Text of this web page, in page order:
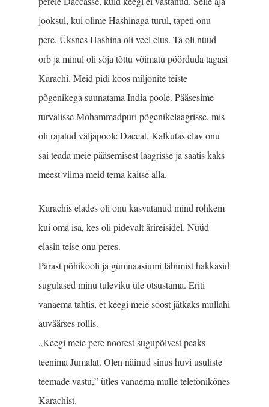
jooksul, kui olime Hashinaga turul, tapeti onu
pere. Üksnes Hashina oli veel elus. Ta oli nüüd
orb ja minul oli sõja tõttu võimatu pöörduda tagasi
Karachi. Meid pidi koos miljonite teiste
põgenikega suunatama India poole. Pääsesime
turvalisse Mohammadpuri põgenikelaagrisse, mis
oli rajatud väljapoole Daccat. Kalkutas elav onu
sai teada meie pääsemisest laagrisse ja saatis kaks
meest viima meid tema kaitse alla.
Karachis elades oli onu kasvatanud mind rohkem
kui oma isa, kes oli pidevalt ärireisidel. Nüüd
elasin teise onu peres.
Pärast põhikooli ja güm­naasiumi läbimist hakkasid
sugulased minu tuleviku üle otsustama. Eriti
vanaema tahtis, et keegi meie soost jätkaks mullahi
auväärses rollis.
„Keegi meie pere noorest sugupõlvest peaks
teenima Jumalat. Olen näinud sinus huvi usuliste
teemade vastu,” ütles vanaema mulle telefonikõnes
Karachist.